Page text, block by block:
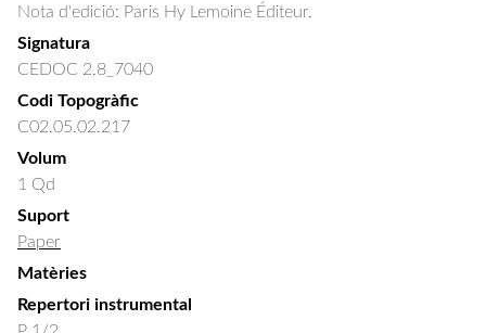
Nota d'edició: Paris Hy Lemoine Éditeur.
Signatura
CEDOC 2.8_7040
Codi Topogràfic
C02.05.02.217
Volum
1 Qd
Suport
Paper
Matèries
Repertori instrumental